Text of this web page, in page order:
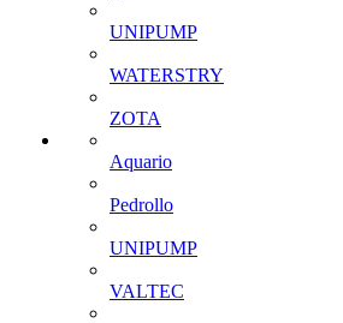
UNIPUMP
WATERSTRY
ZOTA
Aquario
Pedrollo
UNIPUMP
VALTEC